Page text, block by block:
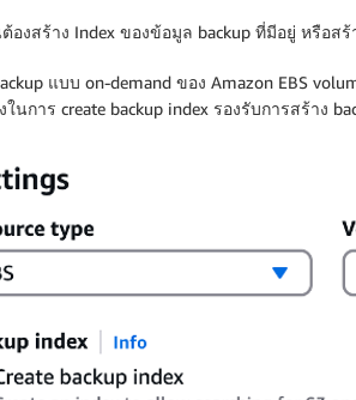
งสร้าง Index ของข้อมูล backup ที่มีอยู่ หรือสร้
แบบ on-demand ของ Amazon EBS
ในการ create backup index รองรับการสร้าง